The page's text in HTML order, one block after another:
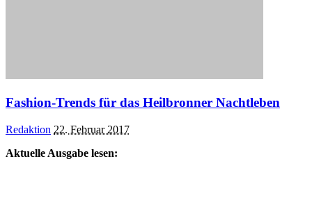
Fashion-Trends für das Heilbronner Nachtleben
Posted
Redaktion 22. Februar 2017
Aktuelle Ausgabe lesen: